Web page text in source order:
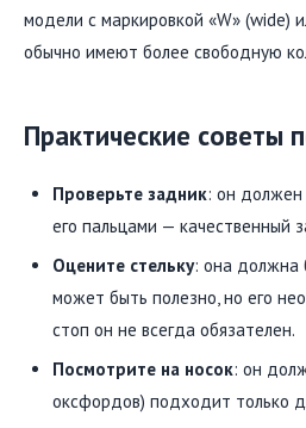
модели с маркировкой «W» (wide)
обычно имеют более свободную
Практические советы
Проверьте задник: он должен
его пальцами — качественный
Оцените стельку: она должна
может быть полезно, но его
стоп он не всегда обязателен.
Посмотрите на носок: он
оксфордов) подходит только